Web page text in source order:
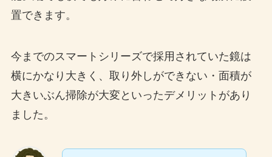
置できます。
今までのスマートシリーズで採用されていた鏡は
横にかなり大きく、取り外しができない・面積が
大きいぶん掃除が大変といったデメリットがあり
ました。